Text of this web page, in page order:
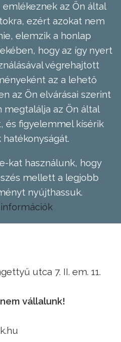
az Ön által
ezért azokat nem
elemzik a honlap
hogy az így nyert
végrehajtott
az a lehető
az Ön elvárásai szerint
megtalálja az Ön által
és figyelemmel kísérik
kat használunk, hogy
mellett a legjobb
nyújthassuk.
utca 7. II. em. 11.
vállalunk!